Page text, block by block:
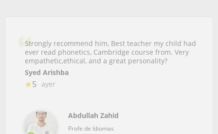
Strongly recommend him, Best teacher my child had
ever read phonetics, Cambridge course from. Very
empathetic,ethical, and a great personality?
Syed Arishba
5 ayer
Abdullah Zahid
Profe de Idiomas